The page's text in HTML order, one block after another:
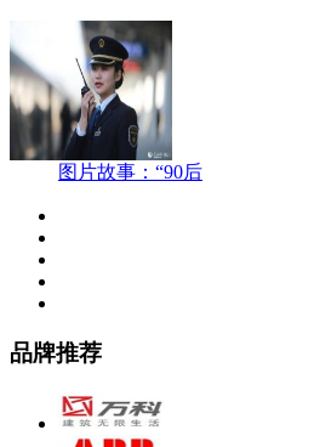
图片故事：“90后
品牌推荐